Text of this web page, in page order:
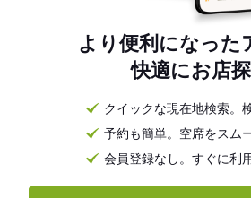
より便利になった
快適にお店
クイックな現在地検索。
予約も簡単。空席をスム
会員登録なし。すぐに利